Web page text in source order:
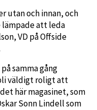
utan och innan, och
att leda
VD på Offside
samma gång
väldigt roligt att
här magasinet, som
Sonn Lindell som